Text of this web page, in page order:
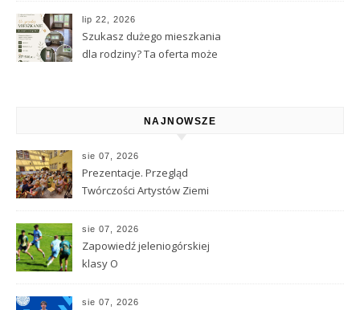
lip 22, 2026
Szukasz dużego mieszkania
dla rodziny? Ta oferta może
NAJNOWSZE
sie 07, 2026
Prezentacje. Przegląd
Twórczości Artystów Ziemi
zainaugurowały Dni
Kamiennej Góry
sie 07, 2026
Zapowiedź jeleniogórskiej
klasy O
sie 07, 2026